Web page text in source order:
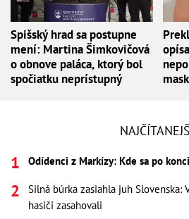
Spišský hrad sa postupne
mení: Martina Šimkovičová
o obnove paláca, ktorý bol
spočiatku neprístupný
Odídenci z Markízy: Kde sa po
Silná búrka zasiahla juh Slovenska:
hasiči zasahovali